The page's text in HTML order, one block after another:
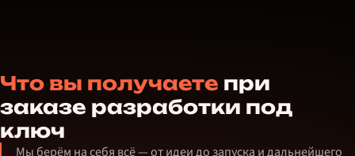
Что вы получаете при
заказе разработки под
ключ
Мы берём на себя всё — от идеи до запуска и дальнейшего